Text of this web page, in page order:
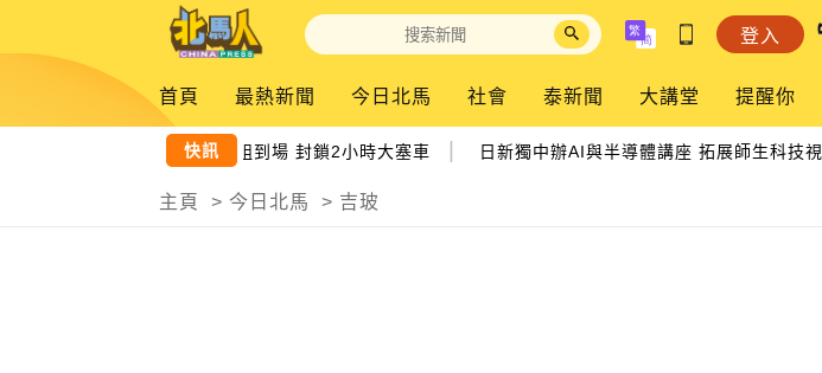
登入
首頁 最熱新聞 今日北馬 社會 泰新聞 大講堂 提醒你
快訊
現可疑行李箱 出動警拆彈組到場 封鎖2小時大塞車 | 日新獨中辦AI與半導體講座 拓展師生科技視野
主頁 >今日北馬 > 吉玻